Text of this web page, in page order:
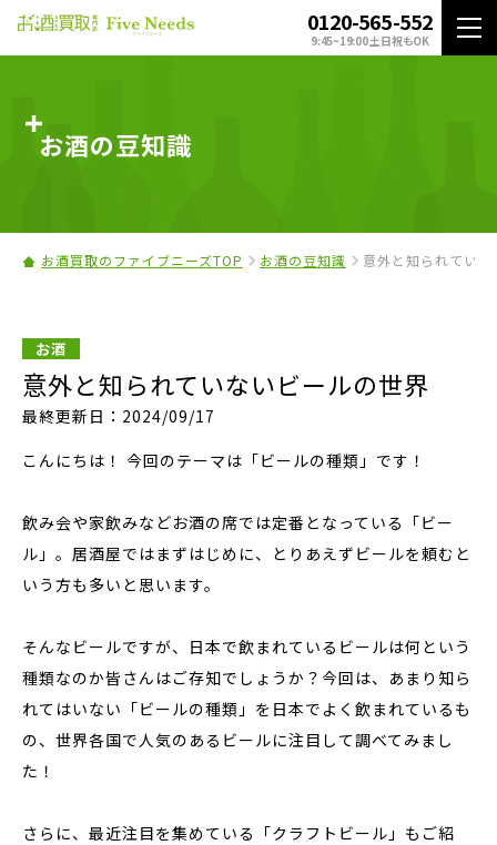
0120-565-552
9:45~19:00 土日祝もOK
お酒の豆知識
お酒買取のファイブニーズTOP お酒の豆知識 意外と知られてい
お酒
意外と知られていないビールの世界
最終更新日：2024/09/17
こんにちは！ 今回のテーマは「ビールの種類」です！
飲み会や家飲みなどお酒の席では定番となっている「ビー
ル」。居酒屋ではまずはじめに、とりあえずビールを頼むと
いう方も多いと思います。
そんなビールですが、 日本で飲まれているビールは何という
種類なのか皆さんはご存知でしょうか？今回は、あまり知ら
れてはいない「ビールの種類」を日本でよく飲まれているも
の、 世界各国で人気のあるビールに注目して調べてみまし
た！
さらに、 最近注目を集めている「クラフトビール」 もご紹